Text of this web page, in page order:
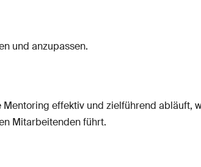
und anzupassen.
effektiv und zielführend abläuft,
Mitarbeitenden führt.